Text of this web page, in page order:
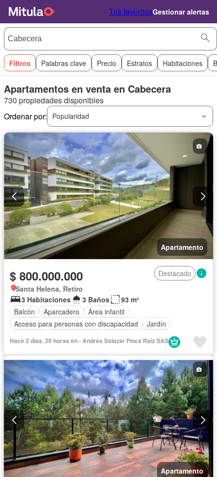
Tus favoritosGestionar alertas
Filtros Palabras clave Precio Estratos Habitaciones
Apartamentos en venta en Cabecera
730 propiedades disponibles
Ordenar por:
Popularidad
Apartamento
$ 800.000.000
Destacado
Santa Helena, Retiro
3 Habitaciones
3 Baños
93 m²
Balcón
Aparcadero
Área infantil
Acceso para personas con discapacidad
Jardín
Seguridad privada
Piscina
Agua Patio
Hace 2 días, 20 horas en - Andrés Salazar Finca Raíz SAS
Apartamento